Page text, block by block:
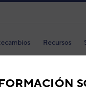
Recursos